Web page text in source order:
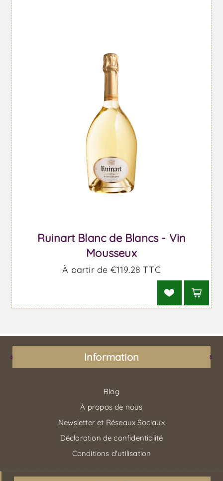
Ruinart Blanc de Blancs - Vin
Mousseux
À partir de €119,28 TTC
Information
Blog
À propos de nous
Newsletter et Réseaux Sociaux
Déclaration de confidentialité
Conditions d'utilisation